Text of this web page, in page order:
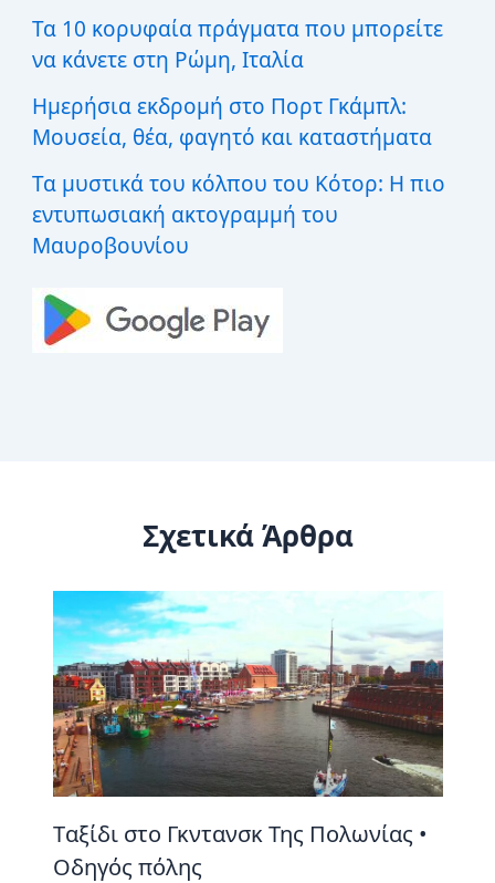
Τα 10 κορυφαία πράγματα που μπορείτε
να κάνετε στη Ρώμη, Ιταλία
Ημερήσια εκδρομή στο Πορτ Γκάμπλ:
Μουσεία, θέα, φαγητό και καταστήματα
Τα μυστικά του κόλπου του Κότορ: Η πιο
εντυπωσιακή ακτογραμμή του
Μαυροβουνίου
Σχετικά Άρθρα
Tαξίδι στο Γκντανσκ Της Πολωνίας •
Οδηγός πόλης